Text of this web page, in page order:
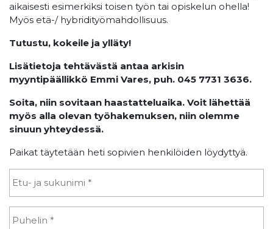
aikaisesti esimerkiksi toisen työn tai opiskelun ohella!
Myös etä-/ hybridityömahdollisuus.
Tutustu, kokeile ja ylläty!
Lisätietoja tehtävästä antaa arkisin
myyntipäällikkö Emmi Vares, puh. 045 7731 3636.
Soita, niin sovitaan haastatteluaika. Voit lähettää
myös alla olevan työhakemuksen, niin olemme
sinuun yhteydessä.
Paikat täytetään heti sopivien henkilöiden löydyttyä.